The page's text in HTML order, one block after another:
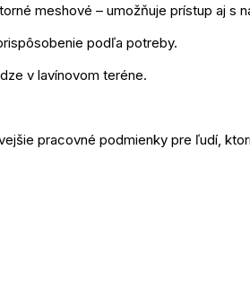
meshové – umožňuje prístup aj s
podľa potreby.
v lavínovom teréne.
pracovné podmienky pre ľudí,